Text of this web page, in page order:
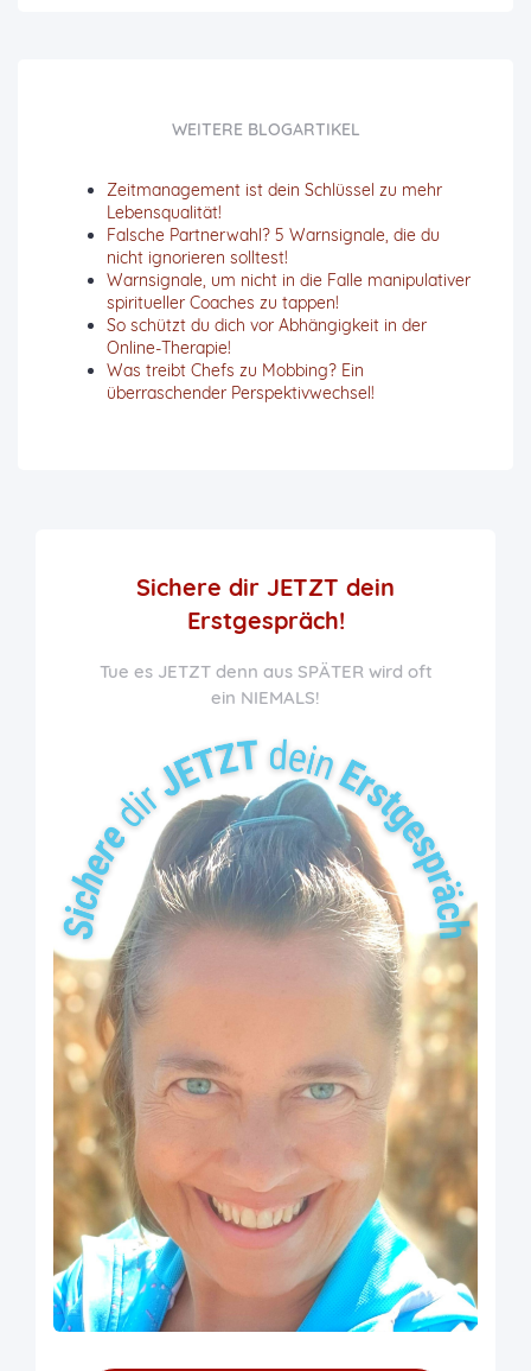
WEITERE BLOGARTIKEL
Zeitmanagement ist dein Schlüssel zu mehr
Lebensqualität!
Falsche Partnerwahl? 5 Warnsignale, die du
nicht ignorieren solltest!
Warnsignale, um nicht in die Falle manipulativer
spiritueller Coaches zu tappen!
So schützt du dich vor Abhängigkeit in der
Online-Therapie!
Was treibt Chefs zu Mobbing? Ein
überraschender Perspektivwechsel!
Sichere dir JETZT dein
Erstgespräch!
Tue es JETZT denn aus SPÄTER wird oft
ein NIEMALS!